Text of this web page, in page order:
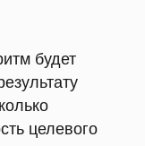
будет
целевого